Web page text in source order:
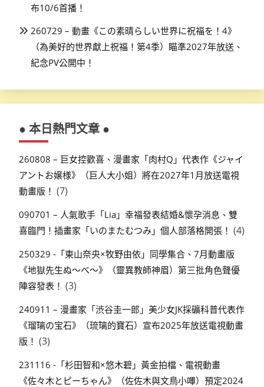
布10/6首播！
260729 – 動畫《この素晴らしい世界に祝福を！4》
（為美好的世界獻上祝福！第4季）瞄準2027年放送、
紀念PV公開中！
● 本日熱門文章 ●
260808 – 巨女控歡喜、漫畫家「肉村Q」代表作《ジャイ
アントお嬢様》（巨人大小姐）將在2027年1月放送電視
動畫版！ (7)
090701 – 人氣歌手「Lia」幸福發表結婚&懷孕消息、雙
喜臨門！插畫家「いのまたむつみ」個人部落格開張！ (4)
250329 -「東山奈央×牧野由依」同學集合、7月動畫版
《地獄先生ぬ～べ～》（靈異教師神眉）第三批角色聲優
陣容發表！ (3)
240911 – 漫畫家「渋谷圭一郎」美少女JK採礦科普代表作
《瑠璃の宝石》（琉璃的寶石）宣布2025年放送電視動畫
版！ (3)
231116 -「杉田智和×悠木碧」黃金拍檔、電視動畫
《佐々木とピーちゃん》（佐佐木與文鳥小嗶）預定2024